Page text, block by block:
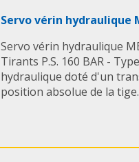
Servo vérin hydraulique
Servo vérin hydraulique
Tirants P.S. 160 BAR -
hydraulique doté d'un
position absolue de la